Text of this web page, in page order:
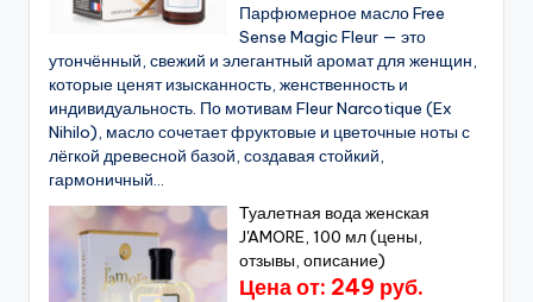
Парфюмерное масло Free
Sense Magic Fleur — это
утончённый, свежий и элегантный аромат для женщин,
которые ценят изысканность, женственность и
индивидуальность. По мотивам Fleur Narcotique (Ex
Nihilo), масло сочетает фруктовые и цветочные ноты с
лёгкой древесной базой, создавая стойкий,
гармоничный...
Туалетная вода женская
J'AMORE, 100 мл (цены,
отзывы, описание)
Цена от: 249 руб.